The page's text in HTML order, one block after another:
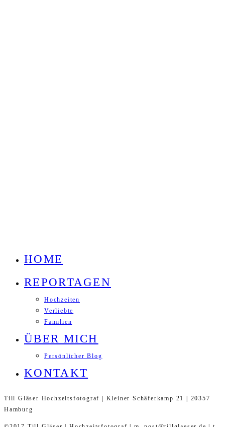
HOME
REPORTAGEN
Hochzeiten
Verliebte
Familien
ÜBER MICH
Persönlicher Blog
KONTAKT
Till Gläser Hochzeitsfotograf | Kleiner Schäferkamp 21 | 20357
Hamburg